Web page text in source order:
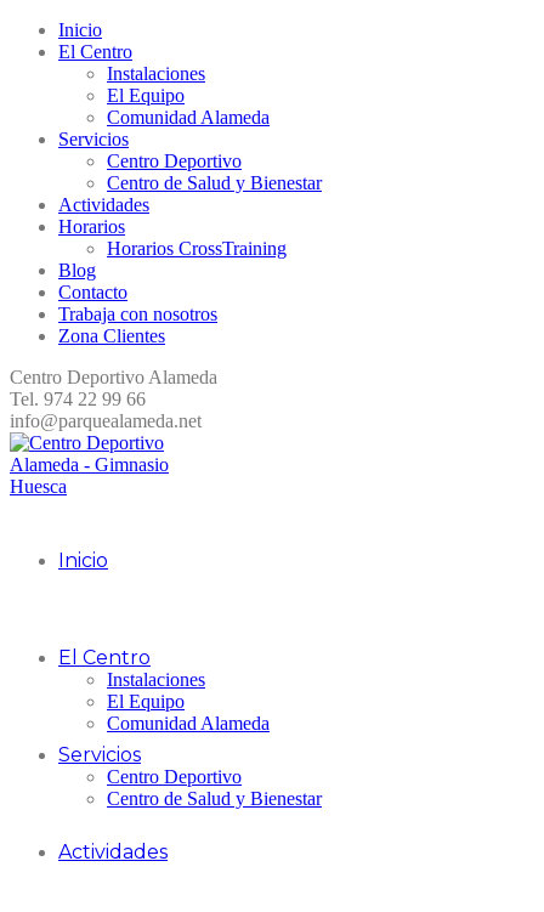
Inicio
El Centro
Instalaciones
El Equipo
Comunidad Alameda
Servicios
Centro Deportivo
Centro de Salud y Bienestar
Actividades
Horarios
Horarios CrossTraining
Blog
Contacto
Trabaja con nosotros
Zona Clientes
Centro Deportivo Alameda
Tel. 974 22 99 66
info@parquealameda.net
Inicio
El Centro
Instalaciones
El Equipo
Comunidad Alameda
Servicios
Centro Deportivo
Centro de Salud y Bienestar
Actividades